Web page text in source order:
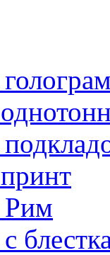
Рим